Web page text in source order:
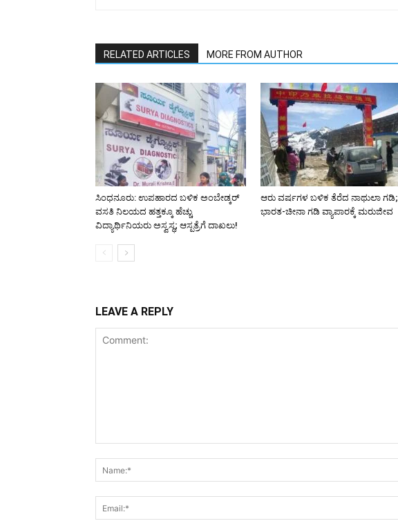
RELATED ARTICLES MORE FROM AUTHOR
ಸಿಂಧನೂರು: ಉಪಹಾರದ ಬಳಿಕ ಅಂಬೇಡ್ಕರ್
ವಸತಿ ನಿಲಯದ ಹತ್ತಕ್ಕೂ ಹೆಚ್ಚು
ವಿದ್ಯಾರ್ಥಿನಿಯರು ಅಸ್ವಸ್ಥ; ಆಸ್ಪತ್ರೆಗೆ ದಾಖಲು!
ಆರು ವರ್ಷಗಳ ಬಳಿಕ ತೆರೆದ ನಾಥುಲಾ ಗಡಿ;
ಭಾರತ-ಚೀನಾ ಗಡಿ ವ್ಯಾಪಾರಕ್ಕೆ ಮರುಜೀವ
LEAVE A REPLY